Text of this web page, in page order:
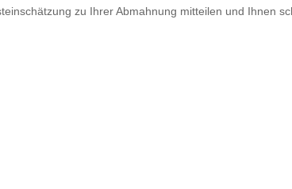
zu Ihrer Abmahnung mitteilen und Ihnen